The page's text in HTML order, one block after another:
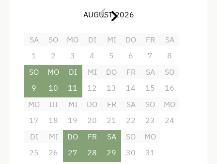
4 Plattenherd
Aussicht auf eine Berglandschaft
Backofen
Balkon/Terrasse
Dusche
Eierkocher
Fernseher
AUGUST 2026
SA
1
SO
2
MO
3
DI
4
MI
5
DO
6
FR
7
SA
8
SO
9
MO
10
DI
11
MI
12
DO
13
FR
14
SA
15
SO
16
MO
17
DI
18
MI
19
DO
20
FR
21
SA
22
SO
23
MO
24
DI
25
MI
26
DO
27
FR
28
SA
29
SO
30
MO
31